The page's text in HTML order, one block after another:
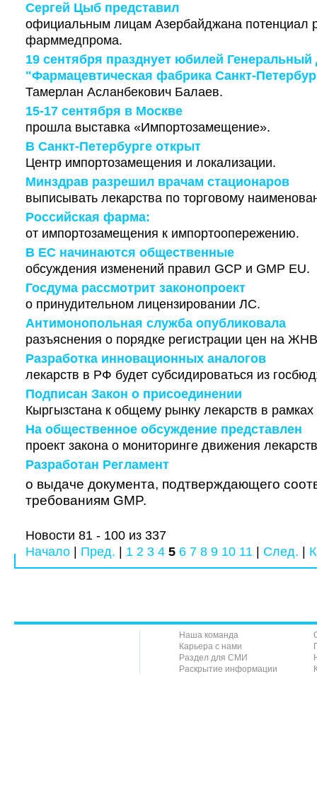
Сергей Цыб представил
официальным лицам Азербайджана потенциал
фарммедпрома.
19 сентября празднует юбилей
"Фармацевтическая фабрика Санкт-
Тамерлан Асланбекович Балаев.
15-17 сентября в Москве
прошла выставка «Импортозамещение».
В Санкт-Петербурге открыт
Центр импортозамещения и локализации.
Минздрав разрешил врачам стационаров
выписывать лекарства по торговому
Российская фарма:
от импортозамещения к импортоопережению.
В ЕС начинаются общественные
обсуждения изменений правил GCP и GMP EU.
Госдума рассмотрит законопроект
о принудительном лицензировании ЛС.
Антимонопольная служба опубликовала
разъяснения о порядке регистрации цен на
Разработка инновационных аналогов
лекарств в РФ будет субсидироваться из
Подписан Закон о присоединении
Кыргызстана к общему рынку лекарств в
На общественное обсуждение представлен
проект закона о мониторинге движения
Разработан Регламент
о выдаче документа, подтверждающего
требованиям GMP.
Новости 81 - 100 из 337
Начало
Пред. 1 2 3 4 5 6 7 8 9 10 11 След.
Наша команда
Карьера с нами
Раздел для СМИ
Раскрытие информации